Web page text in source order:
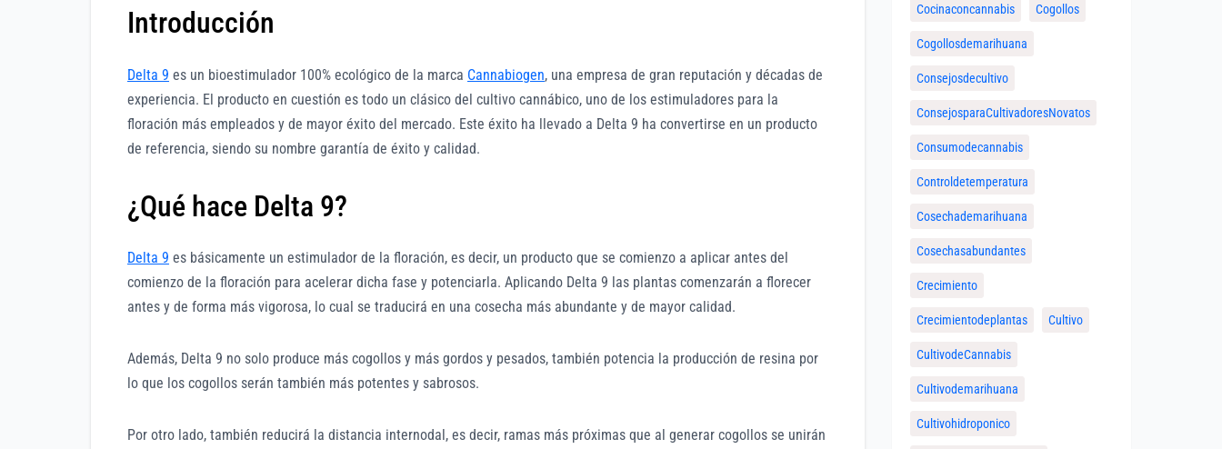
Introducción
Delta 9 es un bioestimulador 100% ecológico de la marca Cannabiogen, una empresa de gran reputación y décadas de
experiencia. El producto en cuestión es todo un clásico del cultivo cannábico, uno de los estimuladores para la
floración más empleados y de mayor éxito del mercado. Este éxito ha llevado a Delta 9 ha convertirse en un producto
de referencia, siendo su nombre garantía de éxito y calidad.
¿Qué hace Delta 9?
Delta 9 es básicamente un estimulador de la floración, es decir, un producto que se comienzo a aplicar antes del
comienzo de la floración para acelerar dicha fase y potenciarla. Aplicando Delta 9 las plantas comenzarán a florecer
antes y de forma más vigorosa, lo cual se traducirá en una cosecha más abundante y de mayor calidad.
Además, Delta 9 no solo produce más cogollos y más gordos y pesados, también potencia la producción de resina por
lo que los cogollos serán también más potentes y sabrosos.
Por otro lado, también reducirá la distancia internodal, es decir, ramas más próximas que al generar cogollos se unirán
Cocinaconcannabis Cogollos
Cogollosdemarihuana
Consejosdecultivo
ConsejosparaCultivadoresNovatos
Consumodecannabis
Controldetemperatura
Cosechademarihuana
Cosechasabundantes
Crecimiento
Crecimientodeplantas Cultivo
CultivodeCannabis
Cultivodemarihuana
Cultivohidroponico